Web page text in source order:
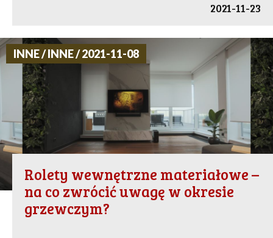
2021-11-23
INNE / INNE / 2021-11-08
Rolety wewnętrzne materiałowe –
na co zwrócić uwagę w okresie
grzewczym?